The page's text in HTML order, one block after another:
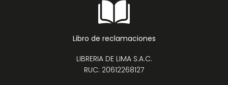
Libro de reclamaciones
LIBRERIA DE LIMA S.A.C.
RUC: 20612268127